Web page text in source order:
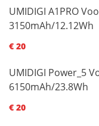
UMIDIGI A1PRO
3150mAh/12.12Wh
€ 20
UMIDIGI Power_5
6150mAh/23.8Wh
€ 20